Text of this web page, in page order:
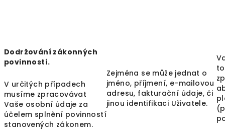
Dodržování zákonných
povinností.
V určitých případech
musíme zpracovávat
Vaše osobní údaje za
účelem splnění povinností
stanovených zákonem.
Zejména se může jednat o
jméno, příjmení, e-mailovou
adresu, fakturační údaje, či
jinou identifikaci Uživatele.